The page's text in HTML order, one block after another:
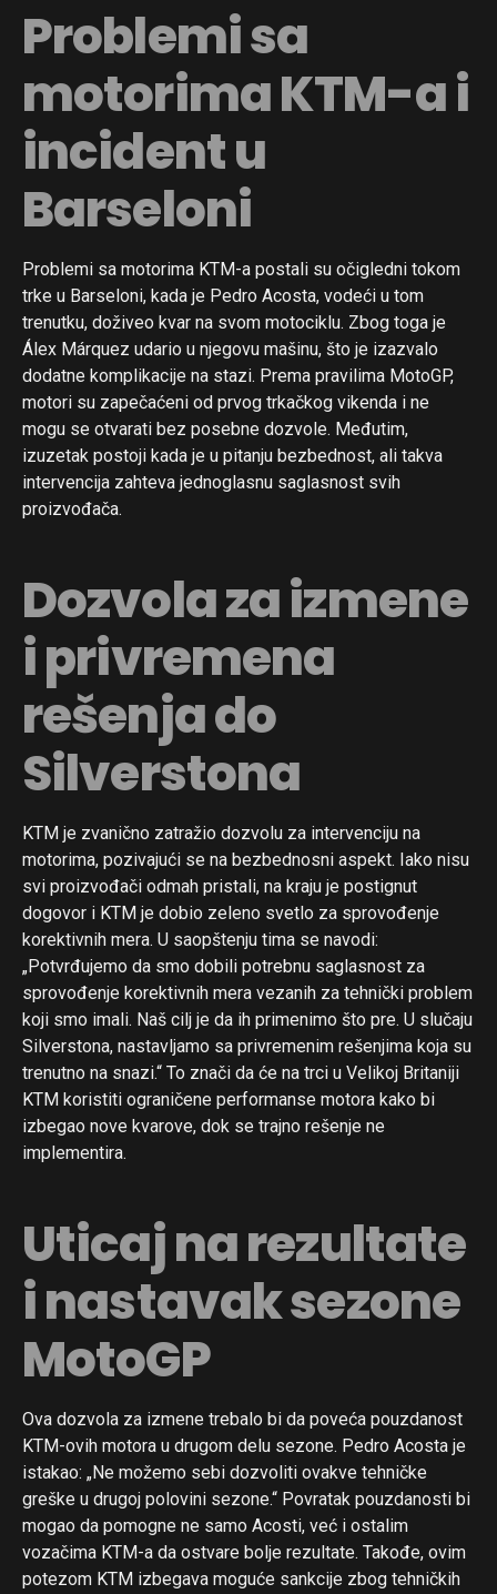
Problemi sa
motorima KTM-a i
incident u
Barseloni
Problemi sa motorima KTM-a postali su očigledni tokom
trke u Barseloni, kada je Pedro Acosta, vodeći u tom
trenutku, doživeo kvar na svom motociklu. Zbog toga je
Álex Márquez udario u njegovu mašinu, što je izazvalo
dodatne komplikacije na stazi. Prema pravilima MotoGP,
motori su zapečaćeni od prvog trkačkog vikenda i ne
mogu se otvarati bez posebne dozvole. Međutim,
izuzetak postoji kada je u pitanju bezbednost, ali takva
intervencija zahteva jednoglasnu saglasnost svih
proizvođača.
Dozvola za izmene
i privremena
rešenja do
Silverstona
KTM je zvanično zatražio dozvolu za intervenciju na
motorima, pozivajući se na bezbednosni aspekt. Iako nisu
svi proizvođači odmah pristali, na kraju je postignut
dogovor i KTM je dobio zeleno svetlo za sprovođenje
korektivnih mera. U saopštenju tima se navodi:
„Potvrđujemo da smo dobili potrebnu saglasnost za
sprovođenje korektivnih mera vezanih za tehnički problem
koji smo imali. Naš cilj je da ih primenimo što pre. U slučaju
Silverstona, nastavljamo sa privremenim rešenjima koja su
trenutno na snazi.“ To znači da će na trci u Velikoj Britaniji
KTM koristiti ograničene performanse motora kako bi
izbegao nove kvarove, dok se trajno rešenje ne
implementira.
Uticaj na rezultate
i nastavak sezone
MotoGP
Ova dozvola za izmene trebalo bi da poveća pouzdanost
KTM-ovih motora u drugom delu sezone. Pedro Acosta je
istakao: „Ne možemo sebi dozvoliti ovakve tehničke
greške u drugoj polovini sezone.“ Povratak pouzdanosti bi
mogao da pomogne ne samo Acosti, već i ostalim
vozačima KTM-a da ostvare bolje rezultate. Takođe, ovim
potezom KTM izbegava moguće sankcije zbog tehničkih